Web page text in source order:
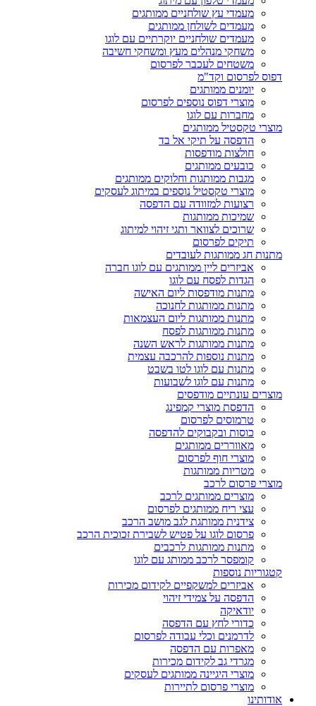
מעמדי עץ שולחניים ממותגים
מעמדים לשולחן ממותגים
מעמדים שולחניים יוקרתיים עם לוגו
משחקי מנהלים מעץ ומשחקי חשיבה
משטחים לעכבר לפרסום
דפוס לפרסום וקד"מ
יומנים ממותגים
מוצרי דפוס נוספים לפרסום
מחברות עם לוגו
מוצרי טקסטיל ממותגים
הדפסה על תיקי אל בד
חולצות מודפסות
כובעים ממותגים
מגבות ממותגות וחלוקים ממותגים
מוצרי טקסטיל נוספים במיתוג לעסקים
רצועות למזוודה עם הדפסה
שמיכות ממותגות
שרוכים לצוואר ותגי זיהוי למיתוג
תיקים לפרסום
מתנות חג ממותגות לעובדים
אביזרים ליין ממותגים עם לוגו חברה
הגדות לפסח עם לוגו
מתנות מודפסות ליום האישה
מתנות ממותגות לחנוכה
מתנות ממותגות ליום העצמאות
מתנות ממותגות לפסח
מתנות ממותגות לראש השנה
מתנות נוספות להרכבה עצמית
מתנות עם לוגו לטו בשבט
מתנות עם לוגו לשבועות
מוצרים עונתיים מודפסים
הדפסת מוצרי קמפינג
טרמוסים לפרסום
כוסות ובקבוקים להדפסה
מאווררים ממותגים
מוצרי חוף לפרסום
מטריות ממותגות
מוצרי פרסום לרכב
מוצרים ממותגים לרכב
עצי ריח ממותגים לפרסום
צידנית ממותגת לגב מושב הרכב
פרסום לוגו על פטיש לשבירת זכוכית הרכב
מתנות ממותגות לרכבים
קומפסר לרכב ממותג עם לוגו
קטגוריות נוספות
אביזרים למשקפיים לקידום מכירות
הדפסה על צמידי זיהוי
יודאיקה
כדורי לחץ עם הדפסה
לדרמנים וכלי עבודה לפרסום
מאפרות עם הדפסה
מגרדי גב לקידום מכירות
מוצרי היגיינה ממותגים לעסקים
מוצרי פרסום לתיירות
אודותינו